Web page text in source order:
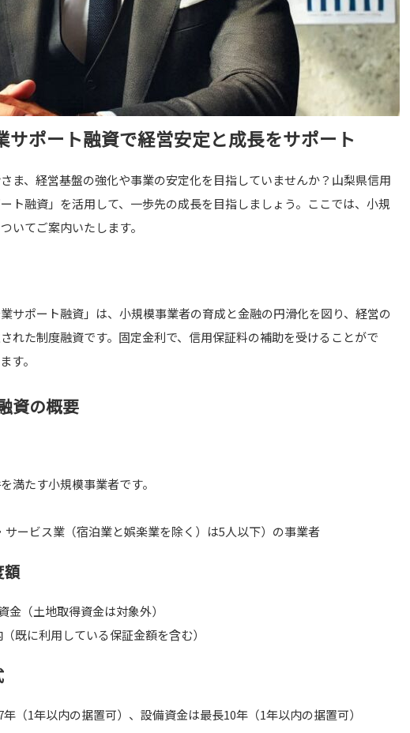
サポート融資で経営安定と成長をサポート
ま、経営基盤の強化や事業の安定化を目指していませんか？山梨県信用
ト融資」を活用して、一歩先の成長を目指しましょう。ここでは、小規
いてご案内いたします。
サポート融資」は、小規模事業者の育成と金融の円滑化を図り、経営の
れた制度融資です。固定金利で、信用保証料の補助を受けることがで
す。
資の概要
満たす小規模事業者です。
ービス業（宿泊業と娯楽業を除く）は5人以下）の事業者
額
（土地取得資金は対象外）
既に利用している保証金額を含む）
（1年以内の据置可）、設備資金は最長10年（1年以内の据置可）